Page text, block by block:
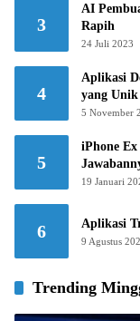
3
AI
Rapih
24 Juli 2023
4
Aplikasi
yang
5 November
5
iPhone
19 Januari
6 Aplikasi
9 Agustus
Trending